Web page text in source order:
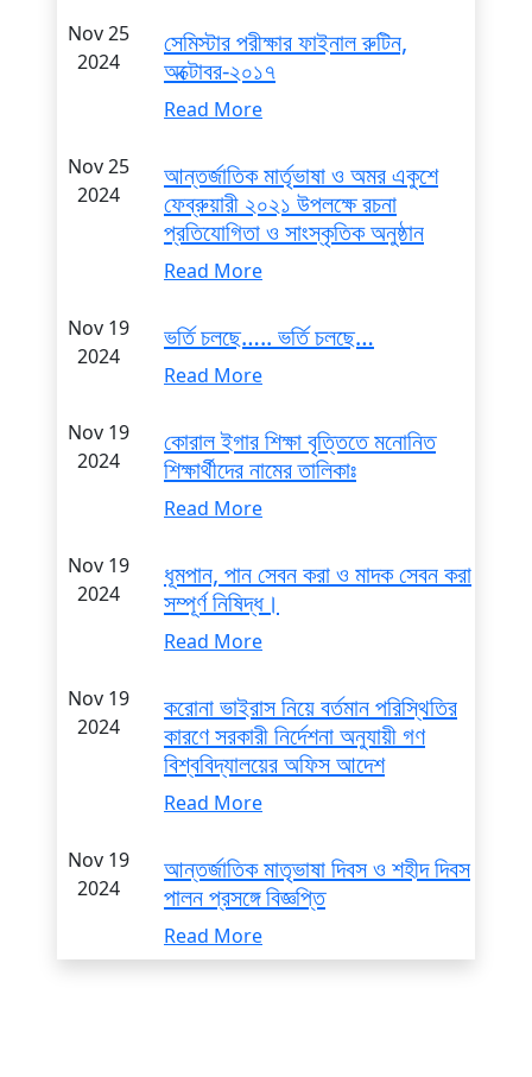
Nov 25
2024
সেমিস্টার পরীক্ষার ফাইনাল রুটিন,
অক্টোবর-২০১৭
Read More
Nov 25
2024
আন্তর্জাতিক মার্তৃভাষা ও অমর একুশে
ফেব্রুয়ারী ২০২১ উপলক্ষে রচনা
প্রতিযোগিতা ও সাংস্কৃতিক অনুষ্ঠান
Read More
Nov 19
2024
ভর্তি চলছে….. ভর্তি চলছে…
Read More
Nov 19
2024
কোরাল ইগার শিক্ষা বৃত্তিতে মনোনিত
শিক্ষার্থীদের নামের তালিকাঃ
Read More
Nov 19
2024
ধূমপান, পান সেবন করা ও মাদক সেবন করা
সম্পূর্ণ নিষিদ্ধ।
Read More
Nov 19
2024
করোনা ভাইরাস নিয়ে বর্তমান পরিস্থিতির
কারণে সরকারী নির্দেশনা অনুযায়ী গণ
বিশ্ববিদ্যালয়ের অফিস আদেশ
Read More
Nov 19
2024
আন্তর্জাতিক মাতৃভাষা দিবস ও শহীদ দিবস
পালন প্রসঙ্গে বিজ্ঞপ্তি
Read More